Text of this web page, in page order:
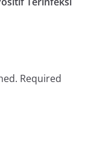
Required